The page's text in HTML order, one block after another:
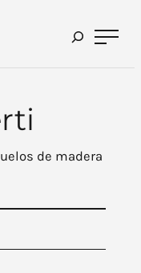
de madera